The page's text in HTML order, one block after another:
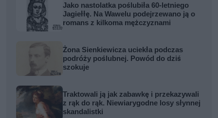
Jako nastolatka poślubiła 60-letniego
Jagiełłę. Na Wawelu podejrzewano ją o
romans z kilkoma mężczyznami
Żona Sienkiewicza uciekła podczas
podróży poślubnej. Powód do dziś
szokuje
Traktowali ją jak zabawkę i przekazywali
z rąk do rąk. Niewiarygodne losy słynnej
skandalistki